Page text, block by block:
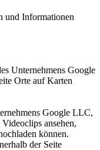
und Informationen
Unternehmens Google
Orte auf Karten
Google LLC,
ansehen,
können.
der Seite